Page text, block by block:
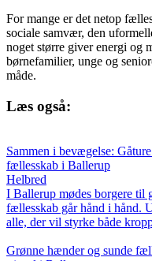
For mange er det netop
sociale samvær, den
noget større giver energi og
børnefamilier, unge og
måde.
Læs også:
Sammen i bevægelse:
fællesskab i Ballerup
Helbred
I Ballerup mødes borgere til
fællesskab går hånd i hånd.
alle, der vil styrke både
Grønne hænder og sunde